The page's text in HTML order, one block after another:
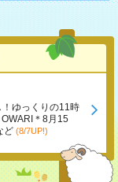
！ゆっくりの11時
＊8月15
ど (8/7UP!)